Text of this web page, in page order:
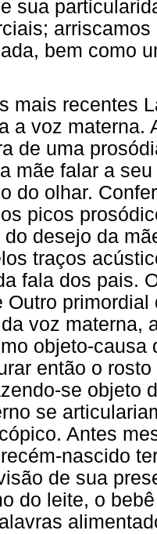
sua
bem como
mais recentes
a voz materna.
de uma
mãe falar a
do olhar.
picos
desejo da
traços
fala dos pais.
Outro
voz materna,
objeto-causa
então o
se objeto
se
Antes
nascido
de sua
do leite, o